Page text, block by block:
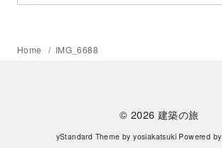
Home IMG_6688
© 2026建築の旅
yStandard Theme byyosiakatsuki Powered by